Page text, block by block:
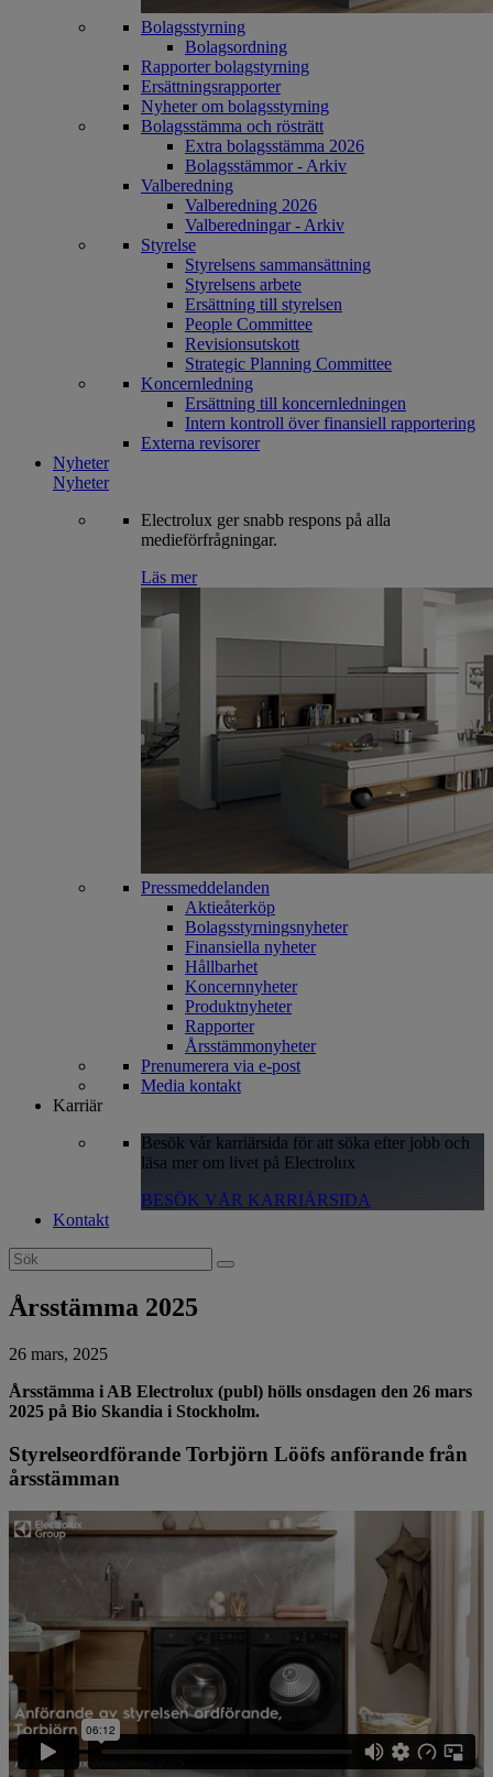
Bolagsstyrning
Bolagsordning
Rapporter bolagstyrning
Ersättningsrapporter
Nyheter om bolagsstyrning
Bolagsstämma och rösträtt
Extra bolagsstämma 2026
Bolagsstämmor - Arkiv
Valberedning
Valberedning 2026
Valberedningar - Arkiv
Styrelse
Styrelsens sammansättning
Styrelsens arbete
Ersättning till styrelsen
People Committee
Revisionsutskott
Strategic Planning Committee
Koncernledning
Ersättning till koncernledningen
Intern kontroll över finansiell rapportering
Externa revisorer
Nyheter
Nyheter
Electrolux ger snabb respons på alla
medieförfrågningar.
Läs mer
Pressmeddelanden
Aktieåterköp
Bolagsstyrningsnyheter
Finansiella nyheter
Hållbarhet
Koncernnyheter
Produktnyheter
Rapporter
Årsstämmonyheter
Prenumerera via e-post
Media kontakt
Karriär
Besök vår karriärsida för att söka efter jobb och
läsa mer om livet på Electrolux
BESÖK VÅR KARRIÄRSIDA
Kontakt
Search
for:
Årsstämma 2025
26 mars, 2025
Årsstämma i AB Electrolux (publ) hölls onsdagen den 26 mars
2025 på Bio Skandia i Stockholm.
Styrelseordförande Torbjörn Lööfs anförande från
årsstämman